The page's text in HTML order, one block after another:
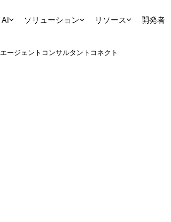
AI ソリューション リソース 開発者
エージェント コンサルタント コネクト